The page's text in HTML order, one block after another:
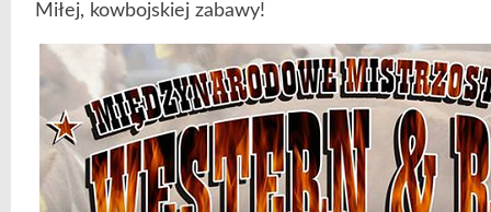
Miłej, kowbojskiej zabawy!